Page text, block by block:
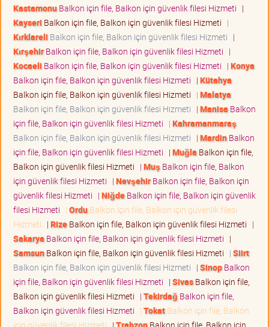
KastamonuBalkon için file, Balkon için güvenlik filesi Hizmeti |
Kayseri Balkon için file, Balkon için güvenlik filesi Hizmeti |
Kırklareli Balkon için file, Balkon için güvenlik filesi Hizmeti |
KırşehirBalkon için file, Balkon için güvenlik filesi Hizmeti |
Kocaeli Balkon için file, Balkon için güvenlik filesi Hizmeti | Konya
Balkon için file, Balkon için güvenlik filesi Hizmeti | Kütahya
Balkon için file, Balkon için güvenlik filesi Hizmeti | Malatya
Balkon için file, Balkon için güvenlik filesi Hizmeti | Manisa Balkon
için file, Balkon için güvenlik filesi Hizmeti | Kahramanmaraş
Balkon için file, Balkon için güvenlik filesi Hizmeti | MardinBalkon
için file, Balkon için güvenlik filesi Hizmeti | Muğla Balkon için file,
Balkon için güvenlik filesi Hizmeti | Muş Balkon için file, Balkon
için güvenlik filesi Hizmeti | NevşehirBalkon için file, Balkon için
güvenlik filesi Hizmeti | NiğdeBalkon için file, Balkon için güvenlik
filesi Hizmeti | OrduBalkon için file, Balkon için güvenlik filesi
Hizmeti | RizeBalkon için file, Balkon için güvenlik filesi Hizmeti |
Sakarya Balkon için file, Balkon için güvenlik filesi Hizmeti |
SamsunBalkon için file, Balkon için güvenlik filesi Hizmeti | Siirt
Balkon için file, Balkon için güvenlik filesi Hizmeti | SinopBalkon
için file, Balkon için güvenlik filesi Hizmeti | SivasBalkon için file,
Balkon için güvenlik filesi Hizmeti | Tekirdağ Balkon için file,
Balkon için güvenlik filesi Hizmeti | TokatBalkon için file, Balkon